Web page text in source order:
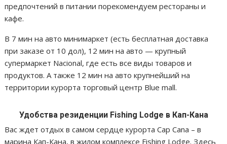
предпочтений в питании порекомендуем рестораны и
кафе.
В 7 мин на авто минимаркет (есть бесплатная доставка
при заказе от 10 дол), 12 мин на авто — крупный
супермаркет Nacional, где есть все виды товаров и
продуктов. А также 12 мин на авто крупнейший на
территории курорта торговый центр Blue mall.
Удобства резиденции Fishing Lodge в Кап-Кана
Вас ждет отдых в самом сердце курорта Cap Cana – в
марина Кап-Кана, в жилом комплексе Fishing Lodge. Здесь